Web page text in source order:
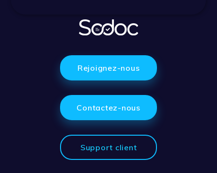
Rejoignez-nous
Contactez-nous
Support client